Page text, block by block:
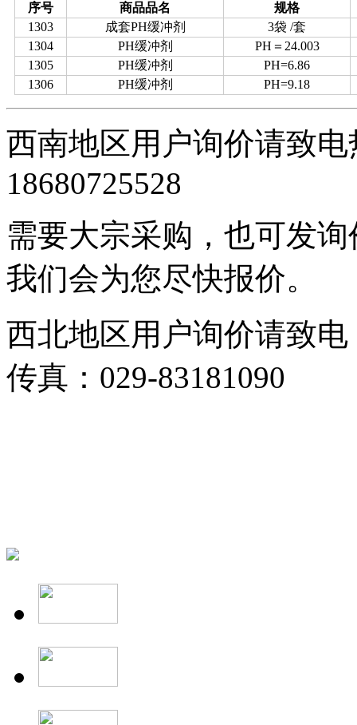
序号 商品品名
规格
1303
成套PH缓冲剂
3袋 /套
1304
PH缓冲剂
PH＝24.003
1305
PH缓冲剂
PH=6.86
1306
PH缓冲剂 PH=9.18
西南地区用户询价请致
18680725528
需要大宗采购，也可发
我们会为您尽快报价。
西北地区用户询价请致
传真：029-83181090